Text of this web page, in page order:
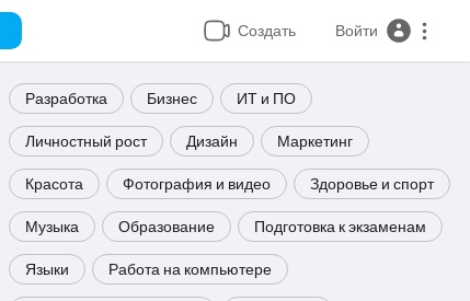
Создать Войти
Разработка Бизнес ИТ и ПО
Личностный рост Дизайн Маркетинг
Красота Фотография и видео Здоровье и спорт
Музыка Образование Подготовка к экзаменам
Языки Работа на компьютере